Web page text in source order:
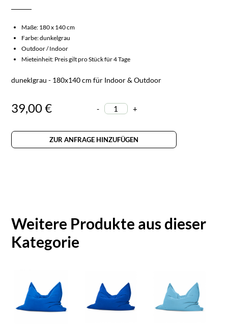
Maße: 180 x 140 cm
Farbe: dunkelgrau
Outdoor / Indoor
Mieteinheit: Preis gilt pro Stück für 4 Tage
duneklgrau - 180x140 cm für Indoor & Outdoor
39,00 € - +
ZUR ANFRAGE HINZUFÜGEN
Weitere Produkte aus dieser
Kategorie